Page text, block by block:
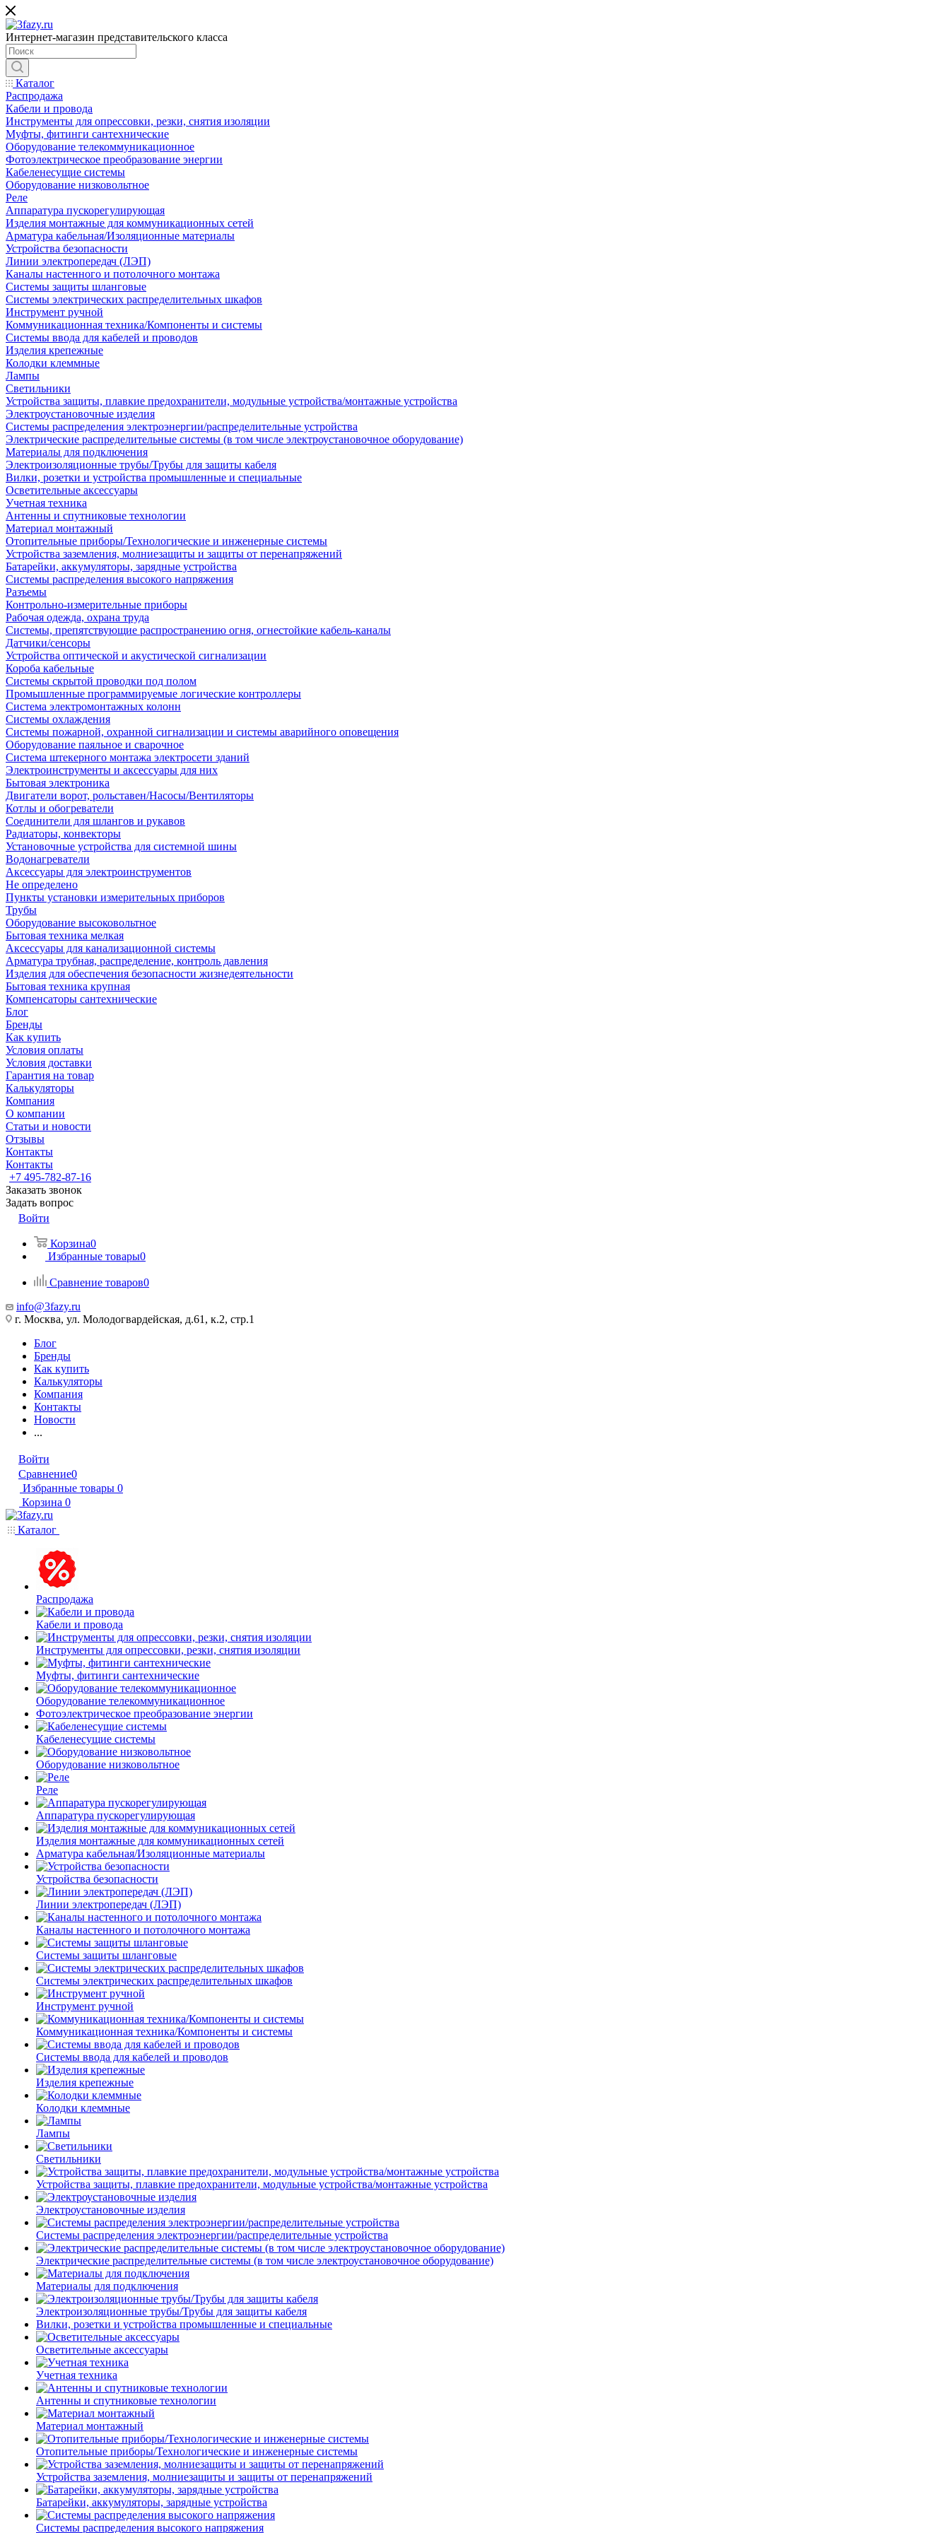
Интернет-магазин представительского класса
Каталог
Распродажа
Кабели и провода
Инструменты для опрессовки, резки, снятия изоляции
Муфты, фитинги сантехнические
Оборудование телекоммуникационное
Фотоэлектрическое преобразование энергии
Кабеленесущие системы
Оборудование низковольтное
Реле
Аппаратура пускорегулирующая
Изделия монтажные для коммуникационных сетей
Арматура кабельная/Изоляционные материалы
Устройства безопасности
Линии электропередач (ЛЭП)
Каналы настенного и потолочного монтажа
Системы защиты шланговые
Системы электрических распределительных шкафов
Инструмент ручной
Коммуникационная техника/Компоненты и системы
Системы ввода для кабелей и проводов
Изделия крепежные
Колодки клеммные
Лампы
Светильники
Устройства защиты, плавкие предохранители, модульные устройства/монтажные устройства
Электроустановочные изделия
Системы распределения электроэнергии/распределительные устройства
Электрические распределительные системы (в том числе электроустановочное оборудование)
Материалы для подключения
Электроизоляционные трубы/Трубы для защиты кабеля
Вилки, розетки и устройства промышленные и специальные
Осветительные аксессуары
Учетная техника
Антенны и спутниковые технологии
Материал монтажный
Отопительные приборы/Технологические и инженерные системы
Устройства заземления, молниезащиты и защиты от перенапряжений
Батарейки, аккумуляторы, зарядные устройства
Системы распределения высокого напряжения
Разъемы
Контрольно-измерительные приборы
Рабочая одежда, охрана труда
Системы, препятствующие распространению огня, огнестойкие кабель-каналы
Датчики/сенсоры
Устройства оптической и акустической сигнализации
Короба кабельные
Системы скрытой проводки под полом
Промышленные программируемые логические контроллеры
Система электромонтажных колонн
Системы охлаждения
Системы пожарной, охранной сигнализации и системы аварийного оповещения
Оборудование паяльное и сварочное
Система штекерного монтажа электросети зданий
Электроинструменты и аксессуары для них
Бытовая электроника
Двигатели ворот, рольставен/Насосы/Вентиляторы
Котлы и обогреватели
Соединители для шлангов и рукавов
Радиаторы, конвекторы
Установочные устройства для системной шины
Водонагреватели
Аксессуары для электроинструментов
Не определено
Пункты установки измерительных приборов
Трубы
Оборудование высоковольтное
Бытовая техника мелкая
Аксессуары для канализационной системы
Арматура трубная, распределение, контроль давления
Изделия для обеспечения безопасности жизнедеятельности
Бытовая техника крупная
Компенсаторы сантехнические
Блог
Бренды
Как купить
Условия оплаты
Условия доставки
Гарантия на товар
Калькуляторы
Компания
О компании
Статьи и новости
Отзывы
Контакты
Контакты
+7 495-782-87-16
Заказать звонок
Задать вопрос
Войти
Корзина0
Избранные товары0
Сравнение товаров0
info@3fazy.ru
г. Москва, ул. Молодогвардейская, д.61, к.2, стр.1
Блог
Бренды
Как купить
Калькуляторы
Компания
Контакты
Новости
...
Войти
Сравнение0
Избранные товары 0
Корзина 0
Каталог
Распродажа
Кабели и провода
Инструменты для опрессовки, резки, снятия изоляции
Муфты, фитинги сантехнические
Оборудование телекоммуникационное
Фотоэлектрическое преобразование энергии
Кабеленесущие системы
Оборудование низковольтное
Реле
Аппаратура пускорегулирующая
Изделия монтажные для коммуникационных сетей
Арматура кабельная/Изоляционные материалы
Устройства безопасности
Линии электропередач (ЛЭП)
Каналы настенного и потолочного монтажа
Системы защиты шланговые
Системы электрических распределительных шкафов
Инструмент ручной
Коммуникационная техника/Компоненты и системы
Системы ввода для кабелей и проводов
Изделия крепежные
Колодки клеммные
Лампы
Светильники
Устройства защиты, плавкие предохранители, модульные устройства/монтажные устройства
Электроустановочные изделия
Системы распределения электроэнергии/распределительные устройства
Электрические распределительные системы (в том числе электроустановочное оборудование)
Материалы для подключения
Электроизоляционные трубы/Трубы для защиты кабеля
Вилки, розетки и устройства промышленные и специальные
Осветительные аксессуары
Учетная техника
Антенны и спутниковые технологии
Материал монтажный
Отопительные приборы/Технологические и инженерные системы
Устройства заземления, молниезащиты и защиты от перенапряжений
Батарейки, аккумуляторы, зарядные устройства
Системы распределения высокого напряжения